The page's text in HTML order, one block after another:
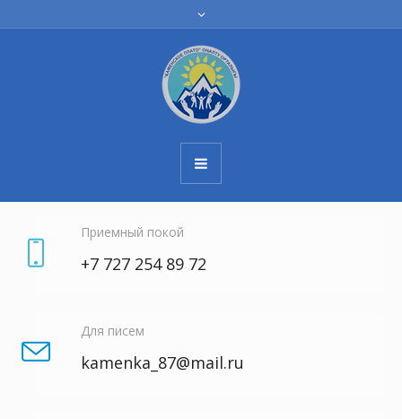
Приемный покой
+7 727 254 89 72
Для писем
kamenka_87@mail.ru